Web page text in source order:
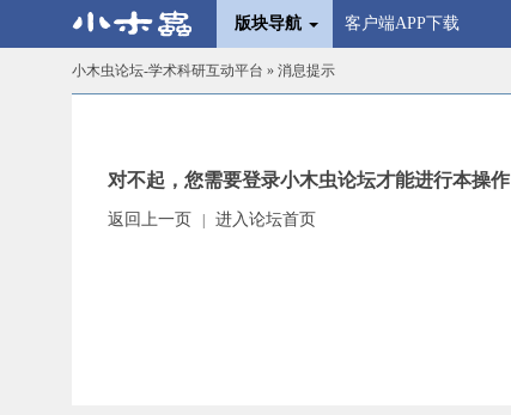
版块导航 客户端APP下载
小木虫论坛-学术科研互动平台 » 消息提示
对不起，您需要登录小木虫论坛才能进行本操作
返回上一页 进入论坛首页